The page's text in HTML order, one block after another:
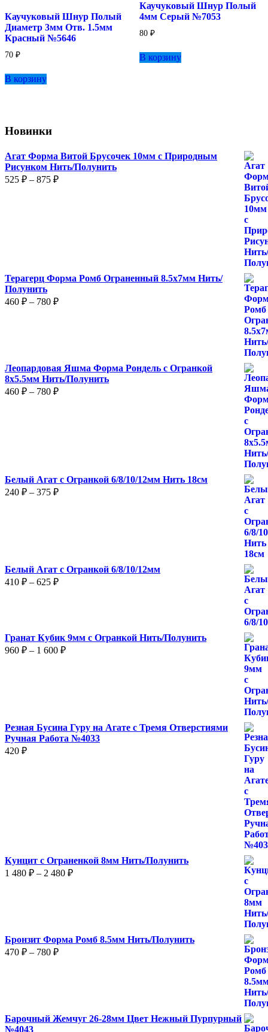
Каучуковый Шнур Полый
Диаметр 3мм Отв. 1.5мм
Красный №5646
70 ₽
В корзину
Каучуковый Шнур Полый
4мм Серый №7053
80 ₽
В корзину
Новинки
Агат Форма Витой Брусочек 10мм с Природным
Рисунком Нить/Полунить
525 ₽ – 875 ₽Диапазон
Терагерц Форма Ромб Ограненный 8.5х7мм Нить/
Полунить
460 ₽ – 780 ₽Диапазон
Леопардовая Яшма Форма Рондель с Огранкой
8х5.5мм Нить/Полунить
460 ₽ – 780 ₽Диапазон
Белый Агат с Огранкой 6/8/10/12мм Нить 18см
240 ₽ – 375 ₽Диапазон
Белый Агат с Огранкой 6/8/10/12мм
410 ₽ – 625 ₽Диапазон
Гранат Кубик 9мм с Огранкой Нить/Полунить
960 ₽ – 1 600 ₽Диапазон
Резная Бусина Гуру на Агате с Тремя Отверстиями
Ручная Работа №4033
420 ₽
Кунцит с Ограненкой 8мм Нить/Полунить
1 480 ₽ – 2 480 ₽Диапазон
480 ₽
Бронзит Форма Ромб 8.5мм Нить/Полунить
470 ₽ – 780 ₽Диапазон
Барочный Жемчуг 26-28мм Цвет Нежный Пурпурный
№4043